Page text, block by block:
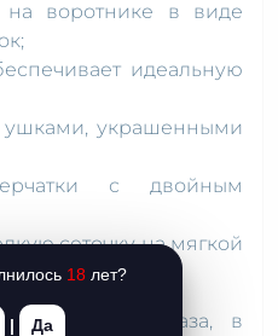
на воротнике в виде
идеальную
ушками, украшенными
с двойным
сеточку на мягкой
образа, в
18 лет?
| Да